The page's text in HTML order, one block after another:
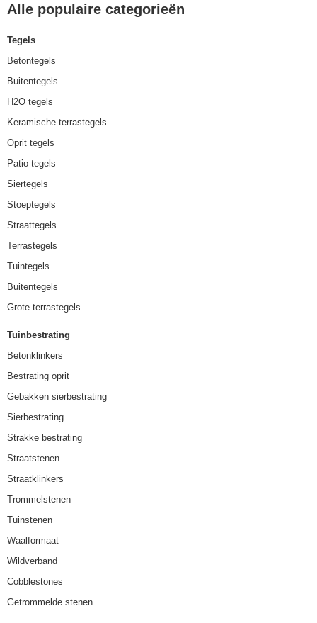
Alle populaire categorieën
Tegels
Betontegels
Buitentegels
H2O tegels
Keramische terrastegels
Oprit tegels
Patio tegels
Siertegels
Stoeptegels
Straattegels
Terrastegels
Tuintegels
Buitentegels
Grote terrastegels
Tuinbestrating
Betonklinkers
Bestrating oprit
Gebakken sierbestrating
Sierbestrating
Strakke bestrating
Straatstenen
Straatklinkers
Trommelstenen
Tuinstenen
Waalformaat
Wildverband
Cobblestones
Getrommelde stenen